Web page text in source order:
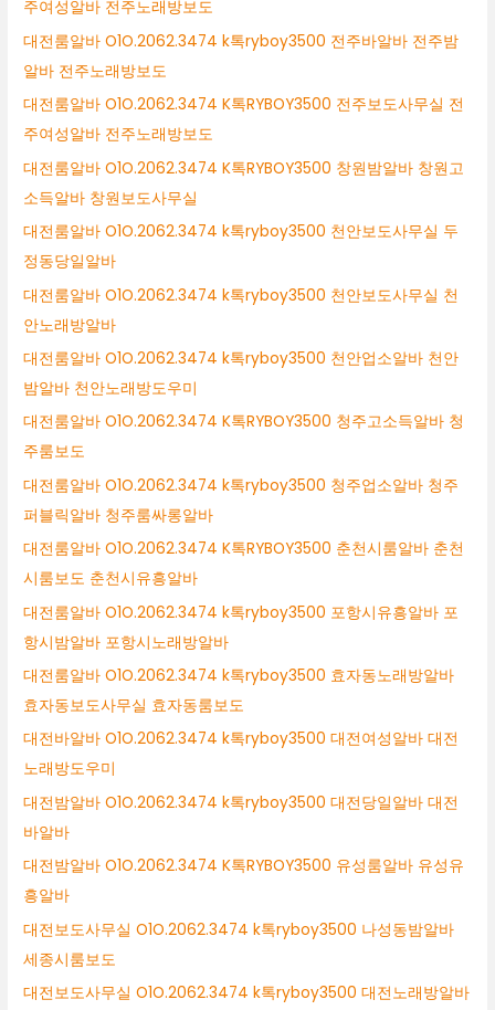
주여성알바 전주노래방보도
대전룸알바 O1O.2062.3474 k톡ryboy3500 전주바알바 전주밤
알바 전주노래방보도
대전룸알바 O1O.2062.3474 K톡RYBOY3500 전주보도사무실 전
주여성알바 전주노래방보도
대전룸알바 O1O.2062.3474 K톡RYBOY3500 창원밤알바 창원고
소득알바 창원보도사무실
대전룸알바 O1O.2062.3474 k톡ryboy3500 천안보도사무실 두
정동당일알바
대전룸알바 O1O.2062.3474 k톡ryboy3500 천안보도사무실 천
안노래방알바
대전룸알바 O1O.2062.3474 k톡ryboy3500 천안업소알바 천안
밤알바 천안노래방도우미
대전룸알바 O1O.2062.3474 K톡RYBOY3500 청주고소득알바 청
주룸보도
대전룸알바 O1O.2062.3474 k톡ryboy3500 청주업소알바 청주
퍼블릭알바 청주룸싸롱알바
대전룸알바 O1O.2062.3474 K톡RYBOY3500 춘천시룸알바 춘천
시룸보도 춘천시유흥알바
대전룸알바 O1O.2062.3474 k톡ryboy3500 포항시유흥알바 포
항시밤알바 포항시노래방알바
대전룸알바 O1O.2062.3474 k톡ryboy3500 효자동노래방알바
효자동보도사무실 효자동룸보도
대전바알바 O1O.2062.3474 k톡ryboy3500 대전여성알바 대전
노래방도우미
대전밤알바 O1O.2062.3474 k톡ryboy3500 대전당일알바 대전
바알바
대전밤알바 O1O.2062.3474 K톡RYBOY3500 유성룸알바 유성유
흥알바
대전보도사무실 O1O.2062.3474 k톡ryboy3500 나성동밤알바
세종시룸보도
대전보도사무실 O1O.2062.3474 k톡ryboy3500 대전노래방알바